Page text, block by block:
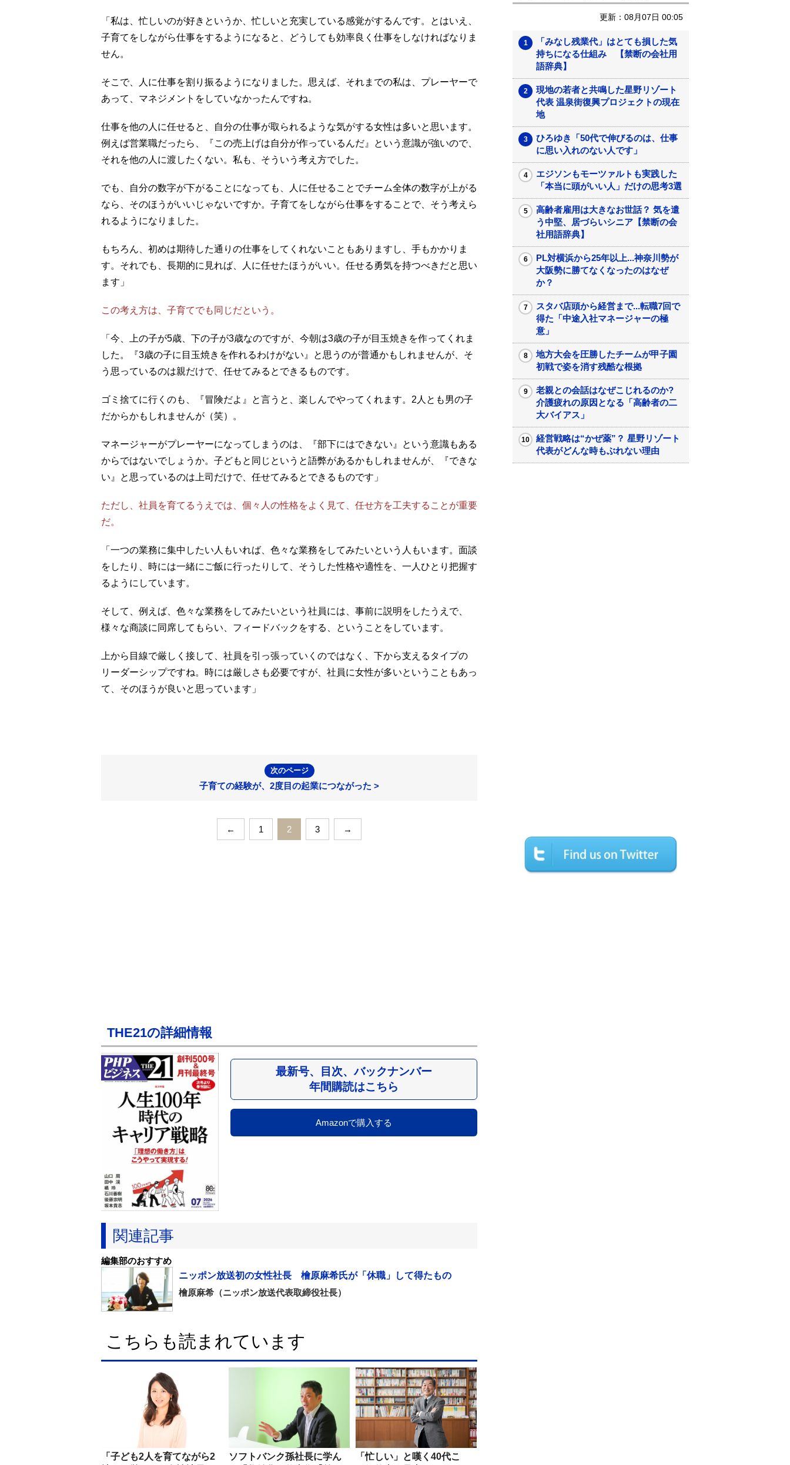
「私は、忙しいのが好きというか、忙しいと充実している感覚がするんです。とはいえ、
子育てをしながら仕事をするようになると、どうしても効率良く仕事をしなければなりま
せん。
そこで、人に仕事を割り振るようになりました。思えば、それまでの私は、プレーヤーで
あって、マネジメントをしていなかったんですね。
仕事を他の人に任せると、自分の仕事が取られるような気がする女性は多いと思います。
例えば営業職だったら、『この売上げは自分が作っているんだ』という意識が強いので、
それを他の人に渡したくない。私も、そういう考え方でした。
でも、自分の数字が下がることになっても、人に任せることでチーム全体の数字が上がる
なら、そのほうがいいじゃないですか。子育てをしながら仕事をすることで、そう考えら
れるようになりました。
もちろん、初めは期待した通りの仕事をしてくれないこともありますし、手もかかりま
す。それでも、長期的に見れば、人に任せたほうがいい。任せる勇気を持つべきだと思い
ます」
この考え方は、子育てでも同じだという。
「今、上の子が5歳、下の子が3歳なのですが、今朝は3歳の子が目玉焼きを作ってくれま
した。『3歳の子に目玉焼きを作れるわけがない』と思うのが普通かもしれませんが、そ
う思っているのは親だけで、任せてみるとできるものです。
ゴミ捨てに行くのも、『冒険だよ』と言うと、楽しんでやってくれます。2人とも男の子
だからかもしれませんが（笑）。
マネージャーがプレーヤーになってしまうのは、『部下にはできない』という意識もある
からではないでしょうか。子どもと同じというと語弊があるかもしれませんが、『できな
い』と思っているのは上司だけで、任せてみるとできるものです」
ただし、社員を育てるうえでは、個々人の性格をよく見て、任せ方を工夫することが重要
だ。
「一つの業務に集中したい人もいれば、色々な業務をしてみたいという人もいます。面談
をしたり、時には一緒にご飯に行ったりして、そうした性格や適性を、一人ひとり把握す
るようにしています。
そして、例えば、色々な業務をしてみたいという社員には、事前に説明をしたうえで、
様々な商談に同席してもらい、フィードバックをする、ということをしています。
上から目線で厳しく接して、社員を引っ張っていくのではなく、下から支えるタイプの
リーダーシップですね。時には厳しさも必要ですが、社員に女性が多いということもあっ
て、そのほうが良いと思っています」
次のページ
子育ての経験が、2度目の起業につながった >
← 1 2 3 →
THE21の詳細情報
最新号、目次、バックナンバー
年間購読はこちら
Amazonで購入する
関連記事
編集部のおすすめ
ニッポン放送初の女性社長 檜原麻希氏が「休職」して得たもの
檜原麻希（ニッポン放送代表取締役社長）
こちらも読まれています
「子ども2人を育てながら2
ソフトバンク孫社長に学ん
「忙しい」と嘆く40代こ
更新：08月07日 00:05
「みなし残業代」はとても損した気
持ちになる仕組み 【禁断の会社用
語辞典】
現地の若者と共鳴した星野リゾート
代表 温泉街復興プロジェクトの現在
地
ひろゆき「50代で伸びるのは、仕事
に思い入れのない人です」
エジソンもモーツァルトも実践した
「本当に頭がいい人」だけの思考3選
高齢者雇用は大きなお世話？ 気を遣
う中堅、居づらいシニア【禁断の会
社用語辞典】
PL対横浜から25年以上...神奈川勢が
大阪勢に勝てなくなったのはなぜ
か？
スタバ店頭から経営まで...転職7回で
得た「中途入社マネージャーの極
意」
地方大会を圧勝したチームが甲子園
初戦で姿を消す残酷な根拠
老親との会話はなぜこじれるのか?
介護疲れの原因となる「高齢者の二
大バイアス」
経営戦略は“かぜ薬”？ 星野リゾート
代表がどんな時もぶれない理由